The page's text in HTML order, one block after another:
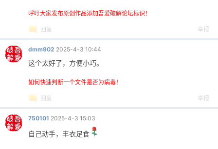
呼吁大家发布原创作品添加吾爱破解论坛标识！
回复 举报
dmm902 2025-4-3 10:44
这个太好了，方便小巧。
如何快速判断一个文件是否为病毒！
回复 举报
750101 2025-4-3 15:03
自己动手，丰衣足食